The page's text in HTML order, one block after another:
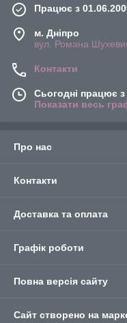
Працює з
м. Дніпро
вул. Романа
Контакти
Сьогодні працює
Показати весь
Про нас
Контакти
Доставка та оплата
Графік роботи
Повна версія сайту
Сайт створено на